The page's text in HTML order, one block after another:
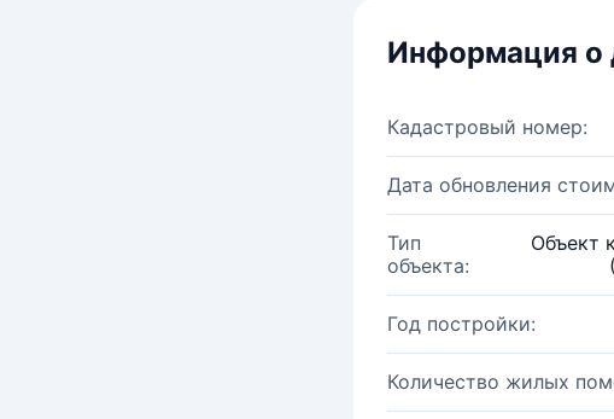
Информация о
Кадастровый номер:
Дата обновления
Тип
объекта:
Объект
Год постройки:
Количество жилых